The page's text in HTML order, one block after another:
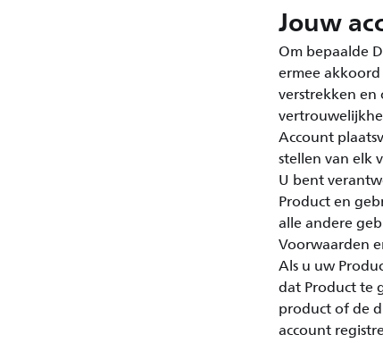
Jouw
Om bepaalde
ermee
verstrekken
Account
stellen van elk
U bent
Product en
alle andere
Voorwaarden
Als u uw
dat Product te
product of de
account